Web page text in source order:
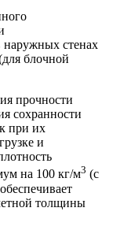
стенах
блочной
прочности
сохранности
при их
и
на 100 кг/м3 (с
толщины